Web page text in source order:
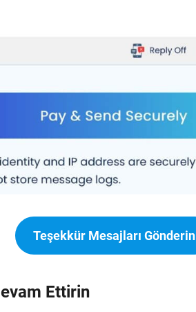
Teşekkür Mesajları Gönderin
Ettirin